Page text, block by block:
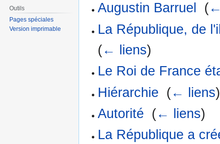
Augustin Barruel (
La République, de
(← liens)
Le Roi de France
Hiérarchie (← liens)
Autorité (← liens)
La République a
Outils
Pages spéciales
Version imprimable